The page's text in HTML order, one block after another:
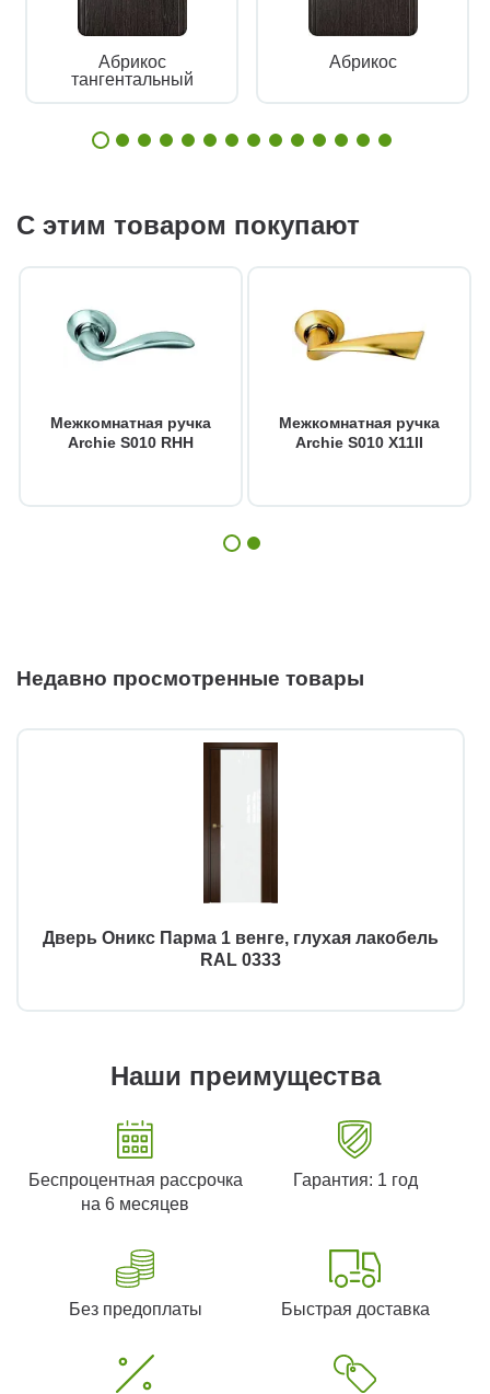
Абрикос
тангентальный
Абрикос
С этим товаром покупают
Межкомнатная ручка
Archie S010 RHH
Межкомнатная ручка
Archie S010 X11II
Недавно просмотренные товары
Дверь Оникс Парма 1 венге, глухая лакобель
RAL 0333
Наши преимущества
Беспроцентная рассрочка
на 6 месяцев
Гарантия: 1 год
Без предоплаты Быстрая доставка